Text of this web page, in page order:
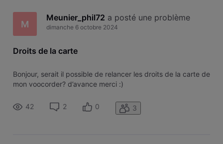
M
Meunier_phil72 a posté une problème
dimanche 6 octobre 2024
Droits de la carte
Bonjour, serait il possible de relancer les droits de la carte de
mon voocorder? d’avance merci :)
42 2 0 3